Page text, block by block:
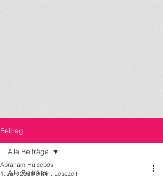
Beitrag
Alle Beiträge
Alle Beiträge
Abraham Hulsebos
1. Jan. 2026 0 Min. Lesezeit